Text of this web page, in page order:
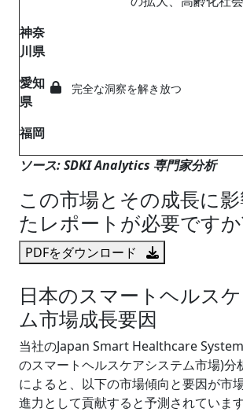
神奈
川県
完全な洞察を解き放つ
愛知
県
福岡
ソース: SDKI Analytics 専門家分析
この市場とその成長に影
たレポートが必要です
PDFをダウンロード
日本のスマートヘルス
ム市場成長要因
当社のJapan Smart Healthcare
のスマートヘルスケアシステム市場)分
によると、以下の市場傾向と要因が市
進力として貢献すると予測されています